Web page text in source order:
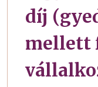
díj
mellett